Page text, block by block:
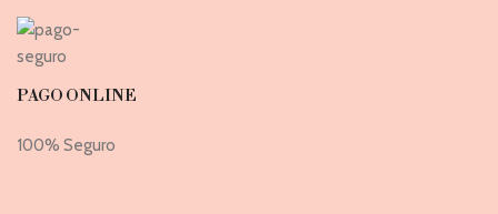
PAGO ONLINE
100% Seguro